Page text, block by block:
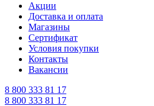
Акции
Доставка и оплата
Магазины
Сертификат
Условия покупки
Контакты
Вакансии
8 800 333 81 17
8 800 333 81 17